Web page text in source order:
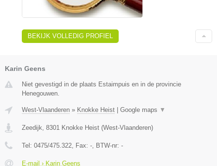
BEKIJK VOLLEDIG PROFIEL
Karin Geens
Niet gevestigd in de plaats Estaimpuis en in de provincie
Henegouwen.
West-Vlaanderen » Knokke Heist Google maps ▼
Zeedijk, 8301 Knokke Heist (West-Vlaanderen)
Tel: 0475/475.322, Fax: -, BTW-nr: -
E-mail › Karin Geens